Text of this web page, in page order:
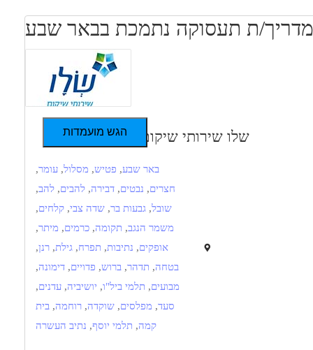
ת תעסוקה נתמכת בבאר שבע
הגש מועמדות שלו שירותי שיקום
באר שבע, פטיש, מסלול, עומר,
חצרים, נבטים, דבירה, להבים, להב,
שובל, גבעות בר, שדה צבי, קלחים,
משמר הנגב, תקומה, כרמים, מיתר,
אופקים, נתיבות, תפרח, גילת, רנן,
בטחה, תדהר, ברוש, פדויים, דימונה,
מבועים, תלמי ביל"ו, יושיביה, עדנים,
סעד, מפלסים, שוקדה, רוחמה, בית
קמה, תלמי יוסף, נתיב העשרה